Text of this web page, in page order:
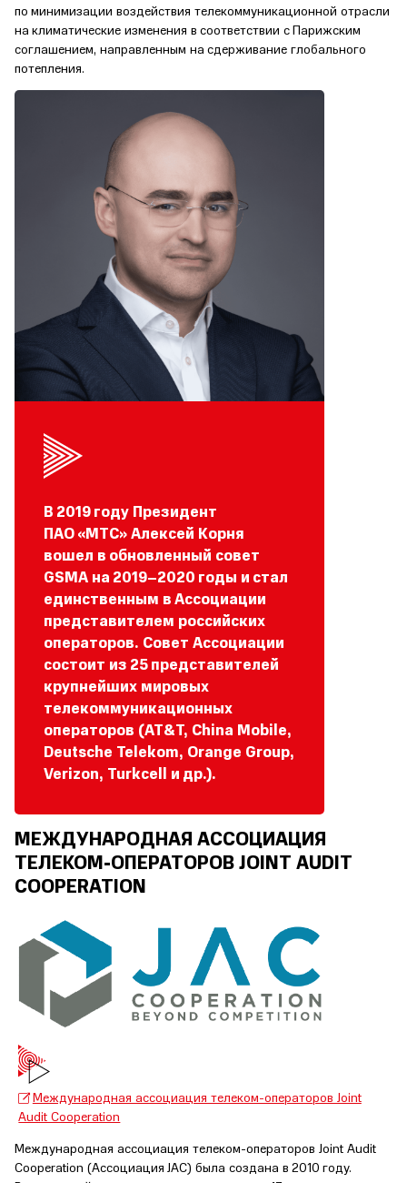
по минимизации воздействия телекоммуникационной отрасли
на климатические изменения в соответствии с Парижским
соглашением, направленным на сдерживание глобального
потепления.
В 2019 году Президент
ПАО «МТС» Алексей Корня
вошел в обновленный совет
GSMA на 2019–2020 годы и стал
единственным в Ассоциации
представителем российских
операторов. Совет Ассоциации
состоит из 25 представителей
крупнейших мировых
телекоммуникационных
операторов (AT&T, China Mobile,
Deutsche Telekom, Orange Group,
Verizon, Turkcell и др.).
МЕЖДУНАРОДНАЯ АССОЦИАЦИЯ
ТЕЛЕКОМ-ОПЕРАТОРОВ JOINT AUDIT
COOPERATION
Международная ассоциация телеком-операторов Joint
Audit Cooperation
Международная ассоциация телеком-операторов Joint Audit
Cooperation (Ассоциация JAC) была создана в 2010 году.